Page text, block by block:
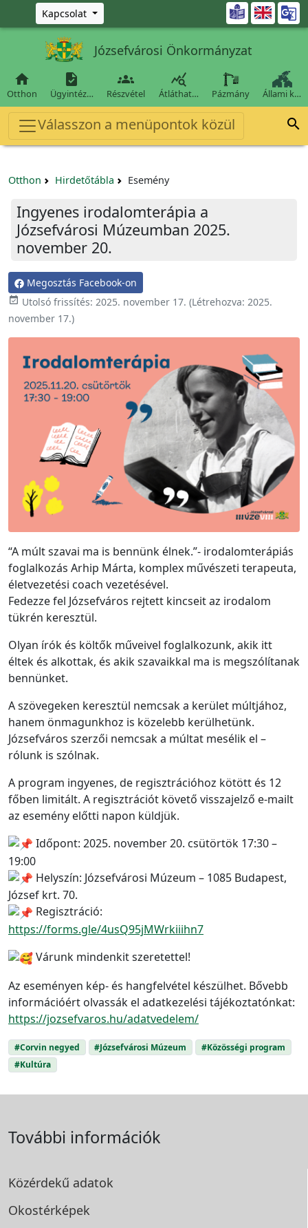
Ugrás a fő tartalomra
Kapcsolat 
Józsefvárosi Önkormányzat

Otthon

Ügyintéz…

Részvétel

Átláthat… Pázmány Állami k…
Válasszon a menüpontok közül 
Otthon Hirdetőtábla Esemény
Ingyenes irodalomterápia a
Józsefvárosi Múzeumban 2025.
november 20.
Megosztás Facebook-on
 Utolsó frissítés: 2025. november 17. (Létrehozva: 2025.
november 17.)
“A múlt szavai ma is bennünk élnek.”- irodalomterápiás
foglalkozás Arhip Márta, komplex művészeti terapeuta,
életvezetési coach vezetésével.
Fedezze fel Józsefváros rejtett kincseit az irodalom
tükrén keresztül.
Olyan írók és költők műveivel foglalkozunk, akik itt
éltek és alkottak, és akik szavaikkal ma is megszólítanak
bennünket.
A szövegeken keresztül nemcsak a kerület múltjához,
hanem önmagunkhoz is közelebb kerülhetünk.
Józsefváros szerzői nemcsak a múltat mesélik el –
rólunk is szólnak.
A program ingyenes, de regisztrációhoz kötött és 12
főben limitált. A regisztrációt követő visszajelző e-mailt
az esemény előtti napon küldjük.
Időpont: 2025. november 20. csütörtök 17:30 –
19:00
Helyszín: Józsefvárosi Múzeum – 1085 Budapest,
József krt. 70.
Regisztráció:
https://forms.gle/4usQ95jMWrkiiihn7
Várunk mindenkit szeretettel!
Az eseményen kép- és hangfelvétel készülhet. Bővebb
információért olvassák el adatkezelési tájékoztatónkat:
https://jozsefvaros.hu/adatvedelem/
#Corvin negyed #Józsefvárosi Múzeum
#Közösségi program
#Kultúra
További információk
Közérdekű adatok
Okostérképek